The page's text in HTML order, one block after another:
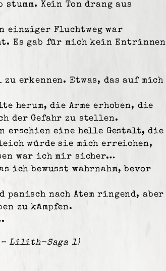
Kein Ton drang aus
einziger Fluchtweg war
Es gab für mich kein Entrinnen
erkennen. Etwas, das auf mich
herum, die Arme erhoben, die
der Gefahr zu stellen.
erschien eine helle Gestalt, die
würde sie mich erreichen,
war ich mir sicher…
ich bewusst wahrnahm, bevor
panisch nach Atem ringend, aber
zu kämpfen.
– Lilith-Saga 1)